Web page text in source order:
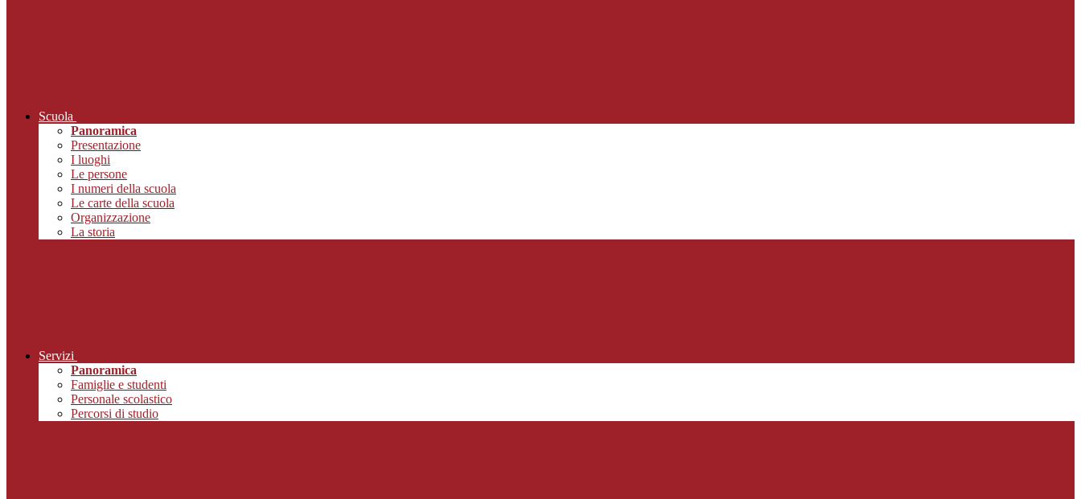
Scuola
Panoramica
Presentazione
I luoghi
Le persone
I numeri della scuola
Le carte della scuola
Organizzazione
La storia
Servizi
Panoramica
Famiglie e studenti
Personale scolastico
Percorsi di studio